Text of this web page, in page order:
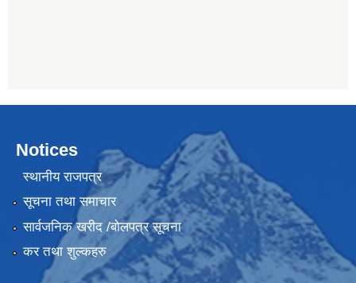
Notices
स्थानीय राजपत्र
सूचना तथा समाचार
सार्वजनिक खरीद /बोलपत्र सूचना
कर तथा शुल्कहरु